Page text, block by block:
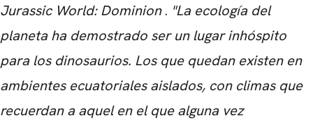
Jurassic World: Dominion. "La ecología del
planeta ha demostrado ser un lugar inhóspito
para los dinosaurios. Los que quedan existen en
ambientes ecuatoriales aislados, con climas que
recuerdan a aquel en el que alguna vez